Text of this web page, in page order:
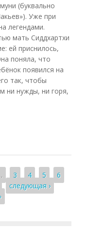
(буквально
Уже при
легендами.
мать Сиддхартхи
ей приснилось,
поняла, что
появился на
так, чтобы
ни нужды, ни горя,
3 4 5
6
следующая ›